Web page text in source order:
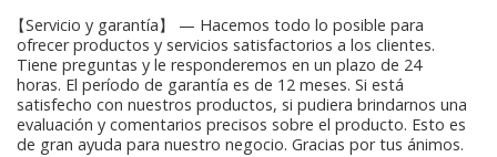
【Servicio y garantía】 — Hacemos todo lo posible para
ofrecer productos y servicios satisfactorios a los clientes.
Tiene preguntas y le responderemos en un plazo de 24
horas. El período de garantía es de 12 meses. Si está
satisfecho con nuestros productos, si pudiera brindarnos una
evaluación y comentarios precisos sobre el producto. Esto es
de gran ayuda para nuestro negocio. Gracias por tus ánimos.